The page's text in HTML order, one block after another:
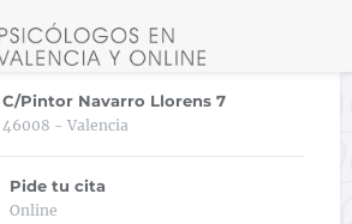
C/Pintor Navarro Llorens 7
46008 - Valencia
Pide tu cita
Online